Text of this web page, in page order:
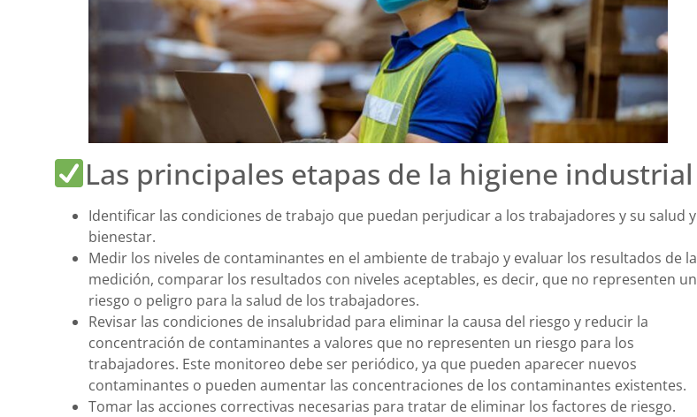
Las principales etapas de la higiene industrial
Identificar las condiciones de trabajo que puedan perjudicar a los trabajadores y su salud y
bienestar.
Medir los niveles de contaminantes en el ambiente de trabajo y evaluar los resultados de la
medición, comparar los resultados con niveles aceptables, es decir, que no representen un
riesgo o peligro para la salud de los trabajadores.
Revisar las condiciones de insalubridad para eliminar la causa del riesgo y reducir la
concentración de contaminantes a valores que no representen un riesgo para los
trabajadores. Este monitoreo debe ser periódico, ya que pueden aparecer nuevos
contaminantes o pueden aumentar las concentraciones de los contaminantes existentes.
Tomar las acciones correctivas necesarias para tratar de eliminar los factores de riesgo.